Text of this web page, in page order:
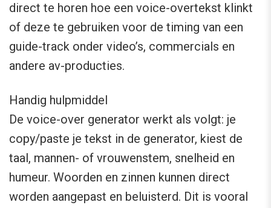
direct te horen hoe een voice-overtekst klinkt
of deze te gebruiken voor de timing van een
guide-track onder video’s, commercials en
andere av-producties.
Handig hulpmiddel
De voice-over generator werkt als volgt: je
copy/paste je tekst in de generator, kiest de
taal, mannen- of vrouwenstem, snelheid en
humeur. Woorden en zinnen kunnen direct
worden aangepast en beluisterd. Dit is vooral